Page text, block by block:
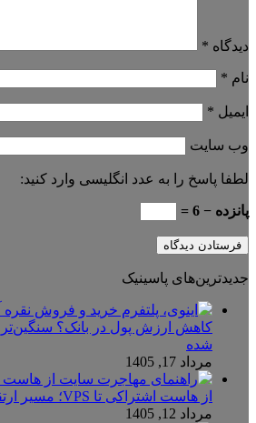
دیدگاه *
نام *
ایمیل *
وب‌ سایت
لطفا پاسخ را به عدد انگلیسی وارد کنید:
پانزده − 6 =
جدیدترین‌های پاسینیک
کاهش ارزش پول در بانک؟ سنگین‌تر
شده
مرداد 17, 1405
از هاست اشتراکی تا VPS؛ مسیر ارتقای سایت
مرداد 12, 1405